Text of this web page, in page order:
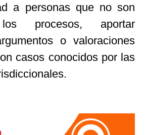
a personas que no son
procesos, aportar
o valoraciones
casos conocidos por las